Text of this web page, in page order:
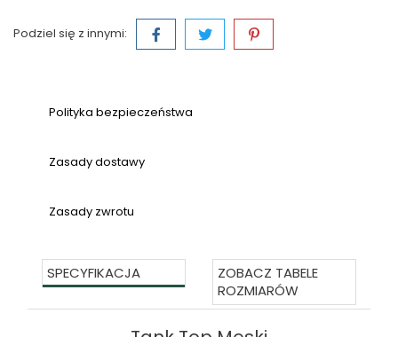
Podziel się z innymi:
Polityka bezpieczeństwa
Zasady dostawy
Zasady zwrotu
SPECYFIKACJA
ZOBACZ TABELE
ROZMIARÓW